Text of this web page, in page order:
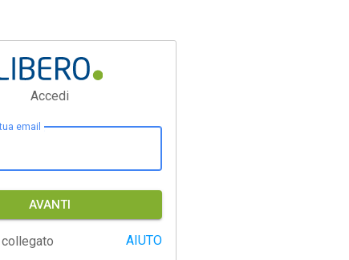
Accedi
email
AVANTI
collegato AIUTO